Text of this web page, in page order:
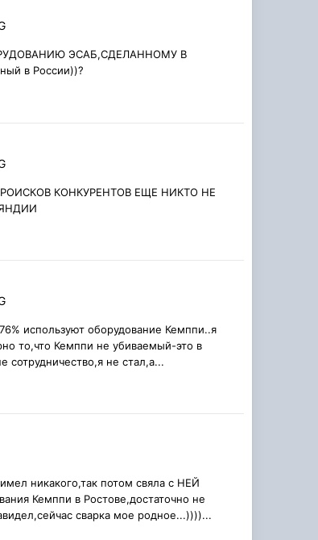
ЭСАБ,СДЕЛАННОМУ В
в России))?
КОНКУРЕНТОВ ЕЩЕ НИКТО НЕ
используют оборудование Кемппи..я
то,что Кемппи не убиваемый-это в
сотрудничество,я не стал,а...
никакого,так потом свяла с НЕЙ
Кемппи в Ростове,достаточно не
сварка мое родное...))))...